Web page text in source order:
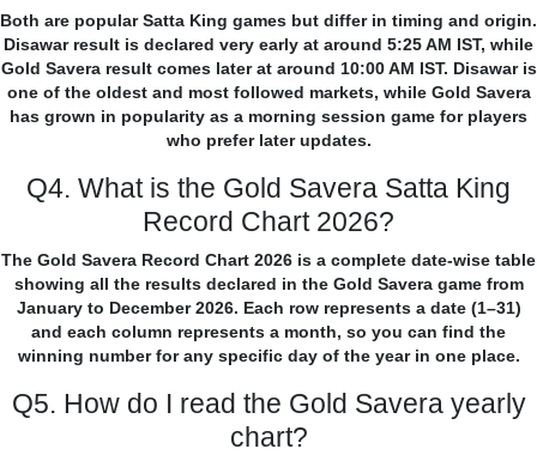
Both are popular Satta King games but differ in timing and origin.
Disawar result is declared very early at around 5:25 AM IST, while
Gold Savera result comes later at around 10:00 AM IST. Disawar is
one of the oldest and most followed markets, while Gold Savera
has grown in popularity as a morning session game for players
who prefer later updates.
Q4. What is the Gold Savera Satta King
Record Chart 2026?
The Gold Savera Record Chart 2026 is a complete date-wise table
showing all the results declared in the Gold Savera game from
January to December 2026. Each row represents a date (1–31)
and each column represents a month, so you can find the
winning number for any specific day of the year in one place.
Q5. How do I read the Gold Savera yearly
chart?